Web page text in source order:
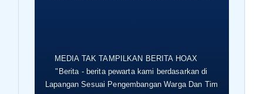
MEDIA TAK TAMPILKAN BERITA HOAX
"Berita - berita pewarta kami berdasarkan di
Lapangan Sesuai Pengembangan Warga Dan Tim